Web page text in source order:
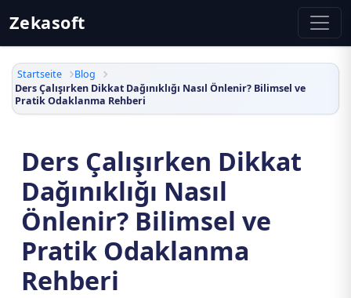
Zekasoft
Startseite
Blog
Ders Çalışırken Dikkat Dağınıklığı Nasıl Önlenir? Bilimsel ve
Pratik Odaklanma Rehberi
Ders Çalışırken Dikkat
Dağınıklığı Nasıl
Önlenir? Bilimsel ve
Pratik Odaklanma
Rehberi